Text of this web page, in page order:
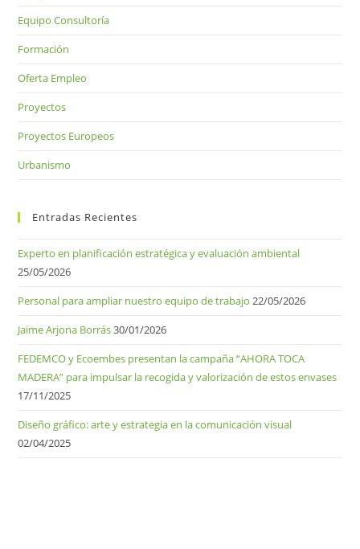
Equipo Consultoría
Formación
Oferta Empleo
Proyectos
Proyectos Europeos
Urbanismo
Entradas Recientes
Experto en planificación estratégica y evaluación ambiental
25/05/2026
Personal para ampliar nuestro equipo de trabajo 22/05/2026
Jaime Arjona Borrás30/01/2026
FEDEMCO y Ecoembes presentan la campaña “AHORA TOCA
MADERA” para impulsar la recogida y valorización de estos envases
17/11/2025
Diseño gráfico: arte y estrategia en la comunicación visual
02/04/2025